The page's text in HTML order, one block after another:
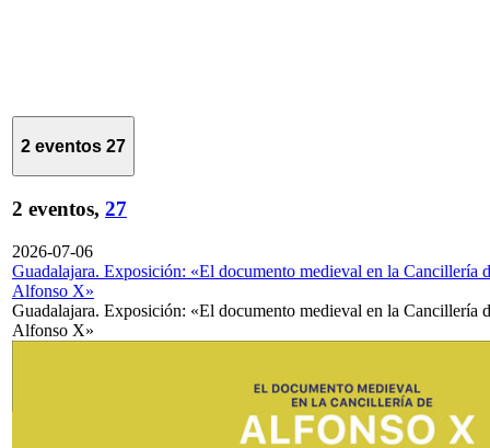
2 eventos 27
2 eventos, 27
2026-07-06
Guadalajara. Exposición: «El documento medieval en la Cancillería
Alfonso X»
Guadalajara. Exposición: «El documento medieval en la Cancillería
Alfonso X»